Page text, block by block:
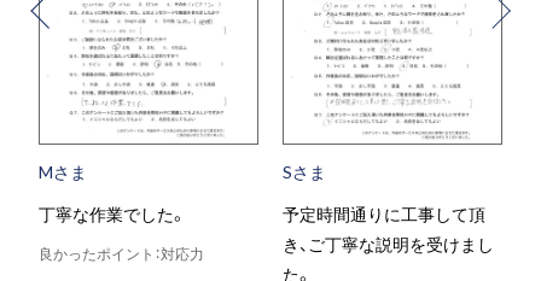
Mさま
丁寧な作業でした。
良かったポイント：対応力
Sさま
予定時間通りに工事して頂
き、ご丁寧な説明を受けまし
た。